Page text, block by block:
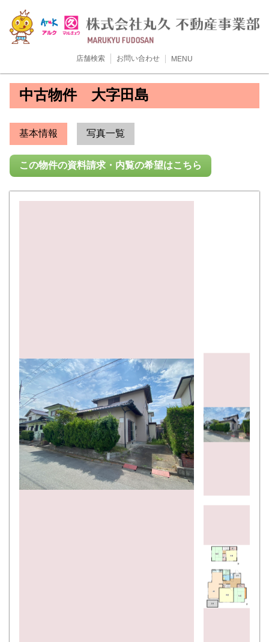
店舗検索 お問い合わせ MENU
中古物件 大字田島
基本情報 写真一覧
この物件の資料請求・内覧の希望はこちら